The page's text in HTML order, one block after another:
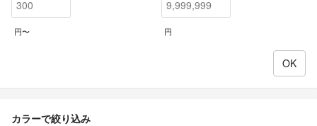
円〜 円
カラーで絞り込み